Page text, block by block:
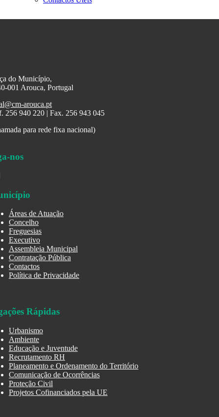
do Município,
001 Arouca, Portugal
arouca.pt
256 940 220 | Fax. 256 943 045
para rede fixa nacional)
nos
Áreas de Atuação
Concelho
Freguesias
Executivo
Assembleia Municipal
Contratação Pública
Contactos
Política de Privacidade
Rápidas
Urbanismo
Ambiente
Educação e Juventude
Recrutamento RH
Planeamento e Ordenamento do Território
Comunicação de Ocorrências
Proteção Civil
Projetos Cofinanciados pela UE